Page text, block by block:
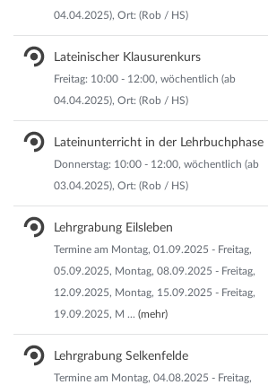
04.04.2025), Ort: (Rob / HS)
Lateinischer Klausurenkurs
Freitag: 10:00 - 12:00, wöchentlich (ab
04.04.2025), Ort: (Rob / HS)
Lateinunterricht in der Lehrbuchphase
Donnerstag: 10:00 - 12:00, wöchentlich (ab
03.04.2025), Ort: (Rob / HS)
Lehrgrabung Eilsleben
Termine am Montag, 01.09.2025 - Freitag,
05.09.2025, Montag, 08.09.2025 - Freitag,
12.09.2025, Montag, 15.09.2025 - Freitag,
19.09.2025, M ... (mehr)
Lehrgrabung Selkenfelde
Termine am Montag, 04.08.2025 - Freitag,